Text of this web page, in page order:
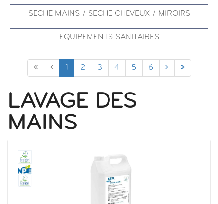
SECHE MAINS / SECHE CHEVEUX / MIROIRS
EQUIPEMENTS SANITAIRES
1 2 3 4 5 6
LAVAGE DES
MAINS